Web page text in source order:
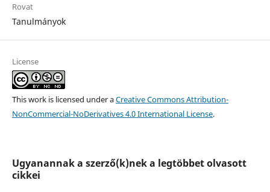
Rovat
Tanulmányok
License
This work is licensed under aCreative Commons Attribution-
NonCommercial-NoDerivatives 4.0 International License.
Ugyanannak a szerző(k)nek a legtöbbet olvasott
cikkei